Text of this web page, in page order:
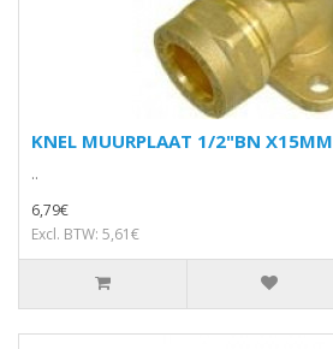
KNEL MUURPLAAT 1/2"BN X15MM
..
6,79€
Excl. BTW: 5,61€